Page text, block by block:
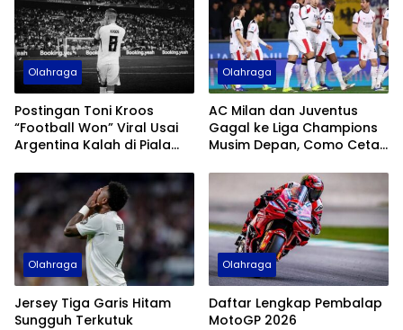
Olahraga
Postingan Toni Kroos
“Football Won” Viral Usai
Argentina Kalah di Piala
Olahraga
AC Milan dan Juventus
Gagal ke Liga Champions
Musim Depan, Como Cetak
Olahraga
Jersey Tiga Garis Hitam
Sungguh Terkutuk
Olahraga
Daftar Lengkap Pembalap
MotoGP 2026